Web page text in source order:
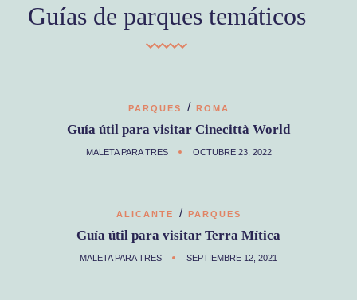
Guías de parques temáticos
PARQUES / ROMA
Guía útil para visitar Cinecittà World
MALETA PARA TRES OCTUBRE 23, 2022
ALICANTE / PARQUES
Guía útil para visitar Terra Mítica
MALETA PARA TRES SEPTIEMBRE 12, 2021